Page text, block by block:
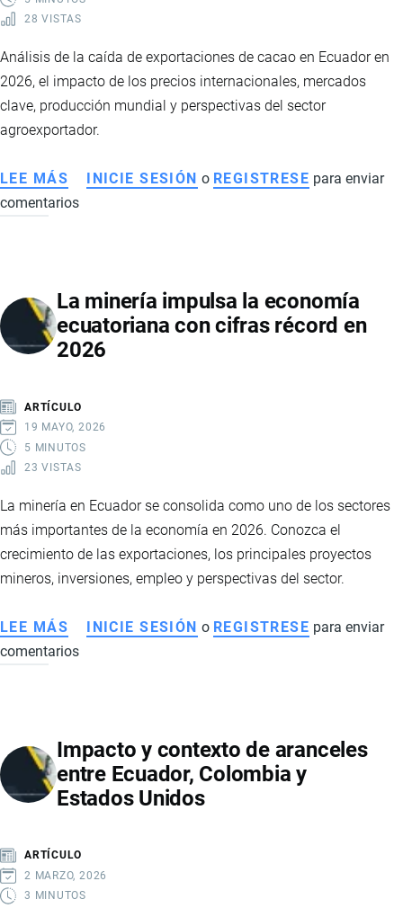
CONSOLIDA
28 VISTAS
Análisis de la caída de exportaciones de cacao en Ecuador en
2026, el impacto de los precios internacionales, mercados
clave, producción mundial y perspectivas del sector
agroexportador.
LEE MÁS SOBRE
EL
IMPULSO
TRAS
EL
CAÍDA
DE
PRECIOS
INICIE SESIÓN o REGISTRESE para enviar
comentarios
La minería impulsa la economía
ecuatoriana con cifras récord en
2026
ARTÍCULO
19 MAYO, 2026
5 MINUTOS
23 VISTAS
La minería en Ecuador se consolida como uno de los sectores
más importantes de la economía en 2026. Conozca el
crecimiento de las exportaciones, los principales proyectos
mineros, inversiones, empleo y perspectivas del sector.
LEE MÁS SOBRE
LA
ECONOMÍA
ECUATORIANA
CON
EN
2026
INICIE SESIÓN o REGISTRESE para enviar
comentarios
Impacto y contexto de aranceles
entre Ecuador, Colombia y
Estados Unidos
ARTÍCULO
2 MARZO, 2026
3 MINUTOS